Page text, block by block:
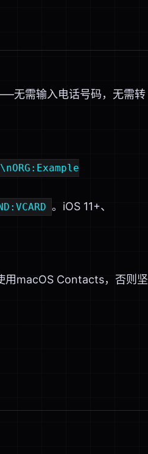
无需输入电话号码，无需转
。iOS 11+、
用macOS Contacts，否则坚